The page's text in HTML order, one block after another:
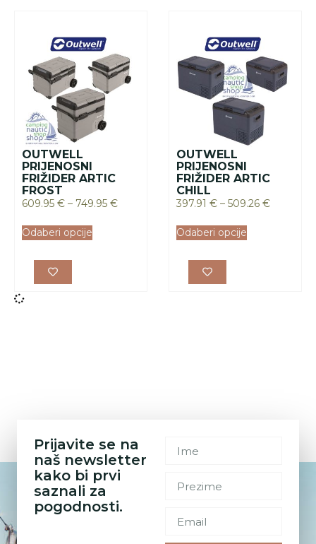
OUTWELL
PRIJENOSNI
FRIŽIDER ARTIC
FROST
609.95 € – 749.95 €
Odaberi opcije
OUTWELL
PRIJENOSNI
FRIŽIDER ARTIC
CHILL
397.91 € – 509.26 €
Odaberi opcije
Prijavite se na
naš newsletter
kako bi prvi
saznali za
pogodnosti.